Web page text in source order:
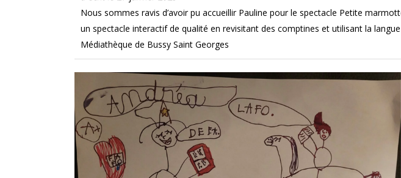
Nous sommes ravis d’avoir pu accueillir Pauline pour le spectacle Petite
un spectacle interactif de qualité en revisitant des comptines et utilisant la
Médiathèque de Bussy Saint Georges